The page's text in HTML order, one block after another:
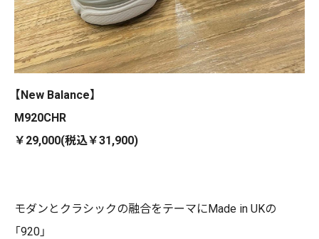
【New Balance】
M920CHR
￥29,000(税込￥31,900)
モダンとクラシックの融合をテーマにMade in UKの
「920」